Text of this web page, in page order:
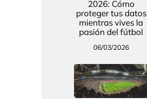
2026: Cómo
proteger tus datos
mientras vives la
pasión del fútbol
06/03/2026